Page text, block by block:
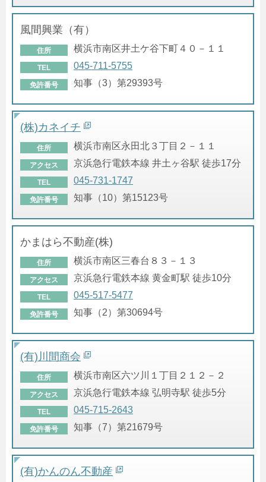
風間興業（有）
住所 横浜市南区井土ケ谷下町４０－１１
TEL 045-711-5755
免許番号 知事（3）第29393号
(株)カネイチ
住所 横浜市南区永田北３丁目２－１１
アクセス 京浜急行電鉄本線 井土ヶ谷駅 徒歩17分
TEL 045-731-1747
免許番号 知事（10）第15123号
かまはら不動産(株)
住所 横浜市南区三春台８３－１３
アクセス 京浜急行電鉄本線 黄金町駅 徒歩10分
TEL 045-517-5477
免許番号 知事（2）第30694号
(有)川間商会
住所 横浜市南区六ツ川１丁目２１２－２
アクセス 京浜急行電鉄本線 弘明寺駅 徒歩5分
TEL 045-715-2643
免許番号 知事（7）第21679号
(有)かんのん不動産